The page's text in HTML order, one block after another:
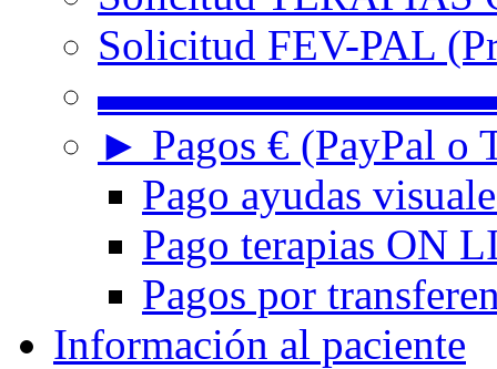
Solicitud FEV-PAL
► Pagos € (PayPal o
Pago ayudas
Pago terapias ON
Pagos por
Información al paciente